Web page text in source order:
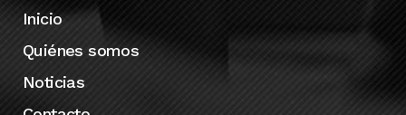
Inicio
Quiénes somos
Noticias